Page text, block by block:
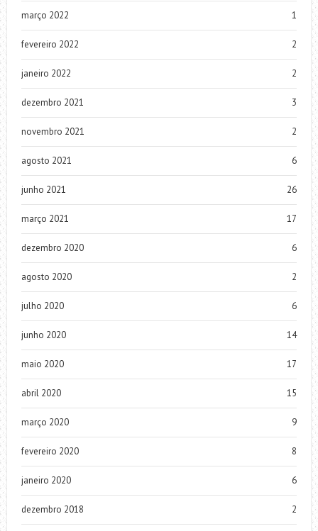
março 2022 1
fevereiro 2022 2
janeiro 2022 2
dezembro 2021 3
novembro 2021 2
agosto 2021 6
junho 2021 26
março 2021 17
dezembro 2020 6
agosto 2020 2
julho 2020 6
junho 2020 14
maio 2020 17
abril 2020 15
março 2020 9
fevereiro 2020 8
janeiro 2020 6
dezembro 2018 2